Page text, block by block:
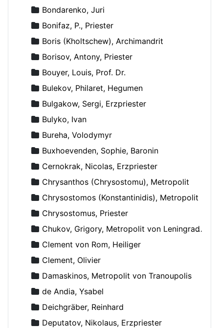
Bondarenko, Juri
Bonifaz, P., Priester
Boris (Kholtschew), Archimandrit
Borisov, Antony, Priester
Bouyer, Louis, Prof. Dr.
Bulekov, Philaret, Hegumen
Bulgakow, Sergi, Erzpriester
Bulyko, Ivan
Bureha, Volodymyr
Buxhoevenden, Sophie, Baronin
Cernokrak, Nicolas, Erzpriester
Chrysanthos (Chrysostomu), Metropolit
Chrysostomos (Konstantinidis), Metropolit
Chrysostomus, Priester
Chukov, Grigory, Metropolit von Leningrad und Novgorod
Clement von Rom, Heiliger
Clement, Olivier
Damaskinos, Metropolit von Tranoupolis
de Andia, Ysabel
Deichgräber, Reinhard
Deputatov, Nikolaus, Erzpriester